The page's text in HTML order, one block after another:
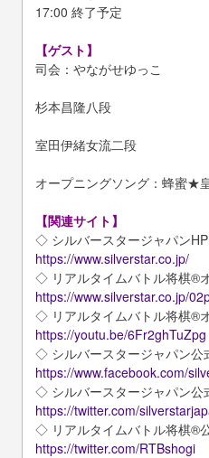
17:00 終了予定
【ゲスト】
司会：やながせゆっこ
杉本昌隆八段
室田伊緒女流二段
オープニングソング：蜂蜜★
【関連サイト】
◇ シルバースタージャパン
https://www.silverstar.co.jp/
◇ リアルタイムバトル将棋®
https://www.silverstar.co.jp/
◇ リアルタイムバトル将棋®
https://youtu.be/6Fr2ghTuZpg
◇ シルバースタージャパン公
https://www.facebook.com/
◇ シルバースタージャパン公
https://twitter.com/
◇ リアルタイムバトル将棋®
https://twitter.com/RTBshogi